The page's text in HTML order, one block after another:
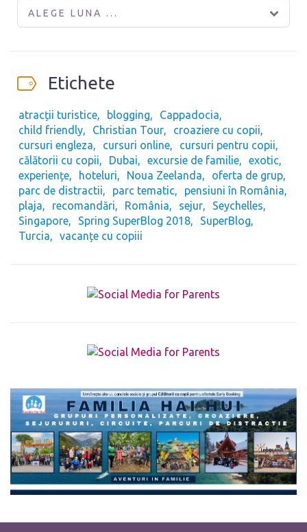
ALEGE LUNA ...
Etichete
atracții turistice blogging
Cappadocia
child friendly
Christian Tour
croaziere cu copii
cursuri engleza
cursuri online
cursuri pentru copii
călătorii cu copii
Dubai excursie de familie
exotic
experiențe
hoteluri Noua Zeelanda
oferta de grup
parc de distractii
parc tematic
pensiuni în România
plaja
recomandări România sejur
Seychelles
Singapore
Spring SuperBlog 2018
SuperBlog
Turcia
vacanțe cu copiii
The form you have selected does not exist.